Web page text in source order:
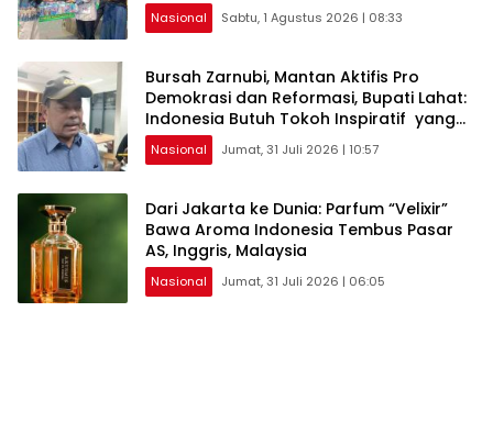
Nasional Sabtu, 1 Agustus 2026 | 08:33
Bursah Zarnubi, Mantan Aktifis Pro
Demokrasi dan Reformasi, Bupati Lahat:
Indonesia Butuh Tokoh Inspiratif yang
Konsisten Memperjuangkan Demokrasi,
Keadilan, dan Nilai-nilai Kemanusiaan
Sastra.
Nasional Jumat, 31 Juli 2026 | 10:57
Dari Jakarta ke Dunia: Parfum “Velixir”
Bawa Aroma Indonesia Tembus Pasar
AS, Inggris, Malaysia
Nasional Jumat, 31 Juli 2026 | 06:05